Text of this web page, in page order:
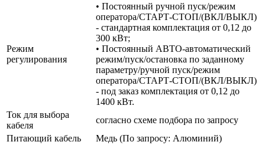
Режим
регулирования
• Постоянный ручной пуск/режим
оператора/СТАРТ-СТОП/(ВКЛ/ВЫКЛ)
- стандартная комплектация от 0,12 до
300 кВт;
• Постоянный АВТО-автоматический
режим/пуск/остановка по заданному
параметру/ручной пуск/режим
оператора/СТАРТ-СТОП/(ВКЛ/ВЫКЛ)
- под заказ комплектация от 0,12 до
1400 кВт.
Ток для выбора
кабеля
согласно схеме подбора по запросу
Питающий кабель
Медь (По запросу: Алюминий)